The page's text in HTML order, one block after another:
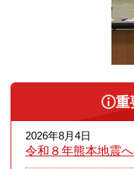
重
2026年8月4日
令和８年熊本​地震